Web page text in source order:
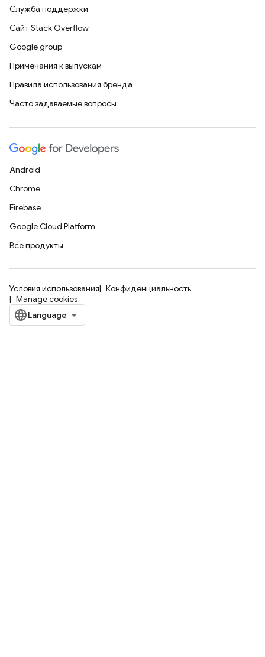
Служба поддержки
Сайт Stack Overflow
Google group
Примечания к выпускам
Правила использования бренда
Часто задаваемые вопросы
Android
Chrome
Firebase
Google Cloud Platform
Все продукты
Условия использования
Конфиденциальность
Manage cookies